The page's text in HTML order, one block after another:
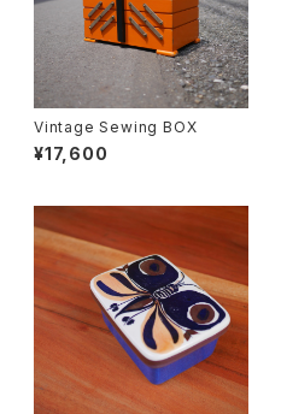
Vintage Sewing BOX
¥17,600